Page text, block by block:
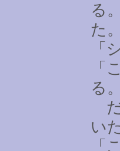
る
た。
「
「
る
だ
い
「